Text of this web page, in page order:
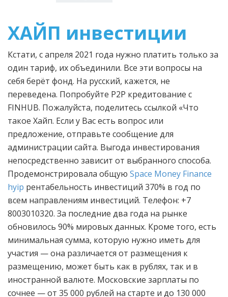
ХАЙП инвестиции
Кстати, с апреля 2021 года нужно платить только за
один тариф, их объединили. Все эти вопросы на
себя берёт фонд. На русский, кажется, не
переведена. Попробуйте Р2Р кредитование с
FINHUB. Пожалуйста, поделитесь ссылкой «Что
такое Хайп. Если у Вас есть вопрос или
предложение, отправьте сообщение для
администрации сайта. Выгода инвестирования
непосредственно зависит от выбранного способа.
Продемонстрировала общую Space Money Finance
hyip рентабельность инвестиций 370% в год по
всем направлениям инвестиций. Телефон: +7
8003010320. За последние два года на рынке
обновилось 90% мировых данных. Кроме того, есть
минимальная сумма, которую нужно иметь для
участия — она различается от размещения к
размещению, может быть как в рублях, так и в
иностранной валюте. Московские зарплаты по
сочнее — от 35 000 рублей на старте и до 130 000